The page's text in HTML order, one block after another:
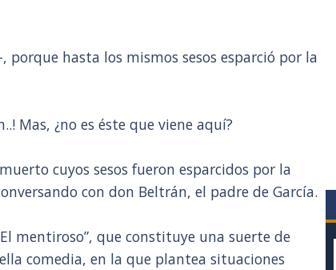
porque hasta los mismos sesos esparció por la
Mas, ¿no es éste que viene aquí?
cuyos sesos fueron esparcidos por la
con don Beltrán, el padre de García.
mentiroso”, que constituye una suerte de
comedia, en la que plantea situaciones